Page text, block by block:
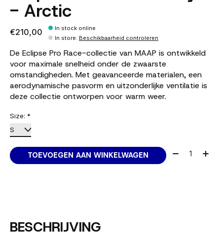
- Arctic
€210,00
In stock online
In store: Beschikbaarheid controleren
De Eclipse Pro Race-collectie van MAAP is ontwikkeld
voor maximale snelheid onder de zwaarste
omstandigheden. Met geavanceerde materialen, een
aerodynamische pasvorm en uitzonderlijke ventilatie is
deze collectie ontworpen voor warm weer.
Size: *
TOEVOEGEN AAN WINKELWAGEN Aantal:
BESCHRIJVING